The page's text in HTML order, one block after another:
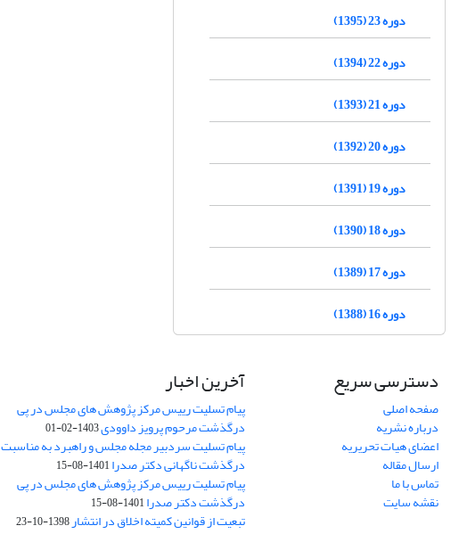
دوره 23 (1395)
دوره 22 (1394)
دوره 21 (1393)
دوره 20 (1392)
دوره 19 (1391)
دوره 18 (1390)
دوره 17 (1389)
دوره 16 (1388)
دسترسی سریع
صفحه اصلی
درباره نشریه
اعضای هیات تحریریه
ارسال مقاله
تماس با ما
نقشه سایت
آخرین اخبار
پیام تسلیت رییس مرکز پژوهش های مجلس در پی
درگذشت مرحوم پرویز داوودی1403-02-01
پیام تسلیت سردبیر مجله مجلس و راهبرد به مناسبت
درگذشت ناگهانی دکتر صدرا1401-08-15
پیام تسلیت رییس مرکز پژوهش های مجلس در پی
درگذشت دکتر صدرا1401-08-15
تبعیت از قوانین کمیته اخلاق در انتشار1398-10-23